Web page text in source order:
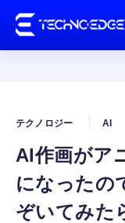
AI作画がア
になったの
ぞいてみた
テクノロジー AI